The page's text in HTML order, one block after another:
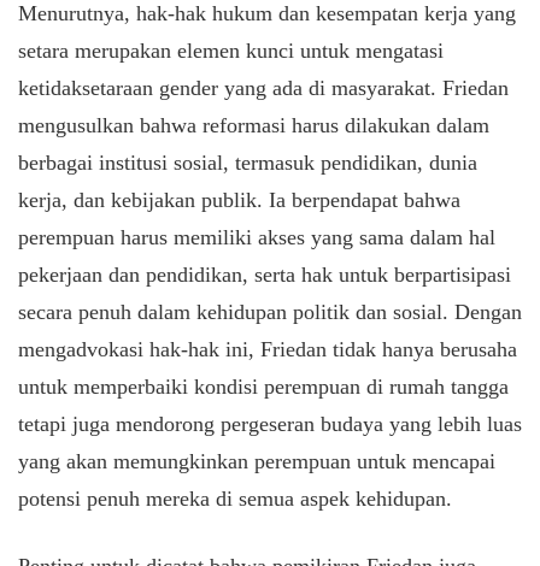
Menurutnya, hak-hak hukum dan kesempatan kerja yang
setara merupakan elemen kunci untuk mengatasi
ketidaksetaraan gender yang ada di masyarakat. Friedan
mengusulkan bahwa reformasi harus dilakukan dalam
berbagai institusi sosial, termasuk pendidikan, dunia
kerja, dan kebijakan publik. Ia berpendapat bahwa
perempuan harus memiliki akses yang sama dalam hal
pekerjaan dan pendidikan, serta hak untuk berpartisipasi
secara penuh dalam kehidupan politik dan sosial. Dengan
mengadvokasi hak-hak ini, Friedan tidak hanya berusaha
untuk memperbaiki kondisi perempuan di rumah tangga
tetapi juga mendorong pergeseran budaya yang lebih luas
yang akan memungkinkan perempuan untuk mencapai
potensi penuh mereka di semua aspek kehidupan.